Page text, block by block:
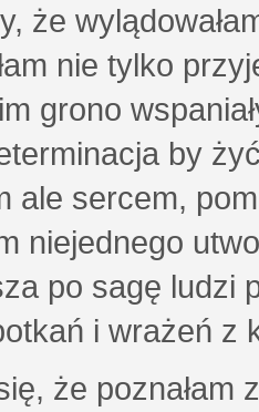
że
nie tylko
grono
by
ale sercem,
niejednego
po sagę ludzi
i wrażeń z
że